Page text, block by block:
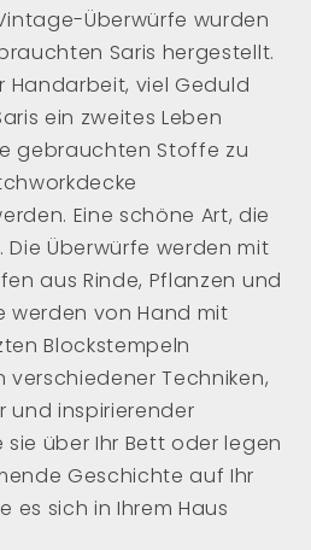
Überwürfe wurden
Saris hergestellt.
Handarbeit, viel Geduld
ein zweites Leben
gebrauchten Stoffe zu
Eine schöne Art, die
Die Überwürfe werden mit
aus Rinde, Pflanzen und
werden von Hand mit
Blockstempeln
verschiedener Techniken,
und inspirierender
sie über Ihr Bett oder legen
Geschichte auf Ihr
es sich in Ihrem Haus